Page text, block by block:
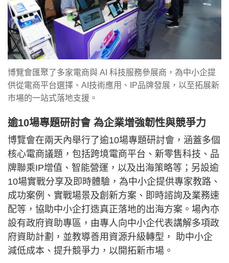
博覽會匯聚了多家電商與 AI 科技服務參展商，為中小企提
供從電商平台選擇、AI技術應用、IP品牌發展，以至拓展新
市場的一站式落地支援。
逾10場專題研討會 為企業增強韌性與競爭力
博覽會在兩天內舉行了逾10場專題研討會，涵蓋多個
核心電商議題，包括跨境電商平台、新零售科技、品
牌聯乘IP增值、智能營運，以及出海策略等；另設逾
10場實戰分享及即時體驗，為中小企提供專家教路、
成功案例、實戰場景及創新方案、即時諮詢及業務速
配等，協助中小企打造真正落地的出海方案。場內亦
設有政府資助專區，由專人向中小企代表講解多項政
府資助計劃，並教導善用資源升級轉型， 助中小企
減低成本、提升競爭力，以開拓新市場。